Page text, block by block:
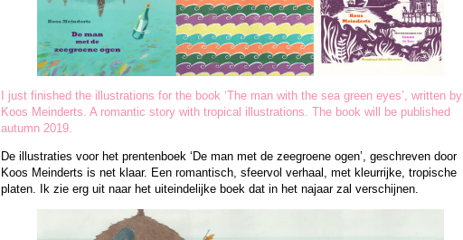
I just finished the illustrations for the book ‘The man with the sea green eyes’, written by
Koos Meinderts. A romantic story with tropical illustrations. The book will be published
autumn 2019.
De illustraties voor het prentenboek ‘De man met de zeegroene ogen’, geschreven door
Koos Meinderts is net klaar. Een romantisch, sfeervol verhaal, met kleurrijke, tropische
platen. Ik zie erg uit naar het uiteindelijke boek dat in het najaar zal verschijnen.